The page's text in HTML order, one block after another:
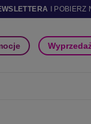
I POBIERZ